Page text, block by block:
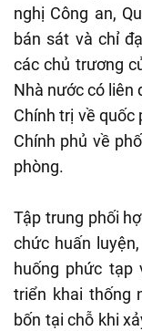
nghị Công an,
bán sát và chỉ
các chủ trương
Nhà nước có liên
Chính trị về quốc
Chính phủ về
phòng.
Tập trung phối
chức huấn
huống phức tạp
triển khai thống
bốn tại chỗ khi